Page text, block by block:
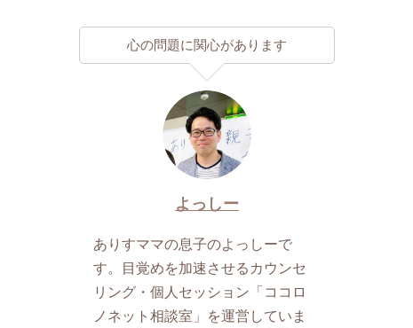
心の問題に関心があります
よっしー
ありすママの息子のよっしーで
す。目覚めを加速させるカウンセ
リング・個人セッション「ココロ
ノネット相談室」を運営していま